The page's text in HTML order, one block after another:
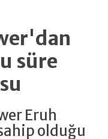
süre
Eruh
olduğu